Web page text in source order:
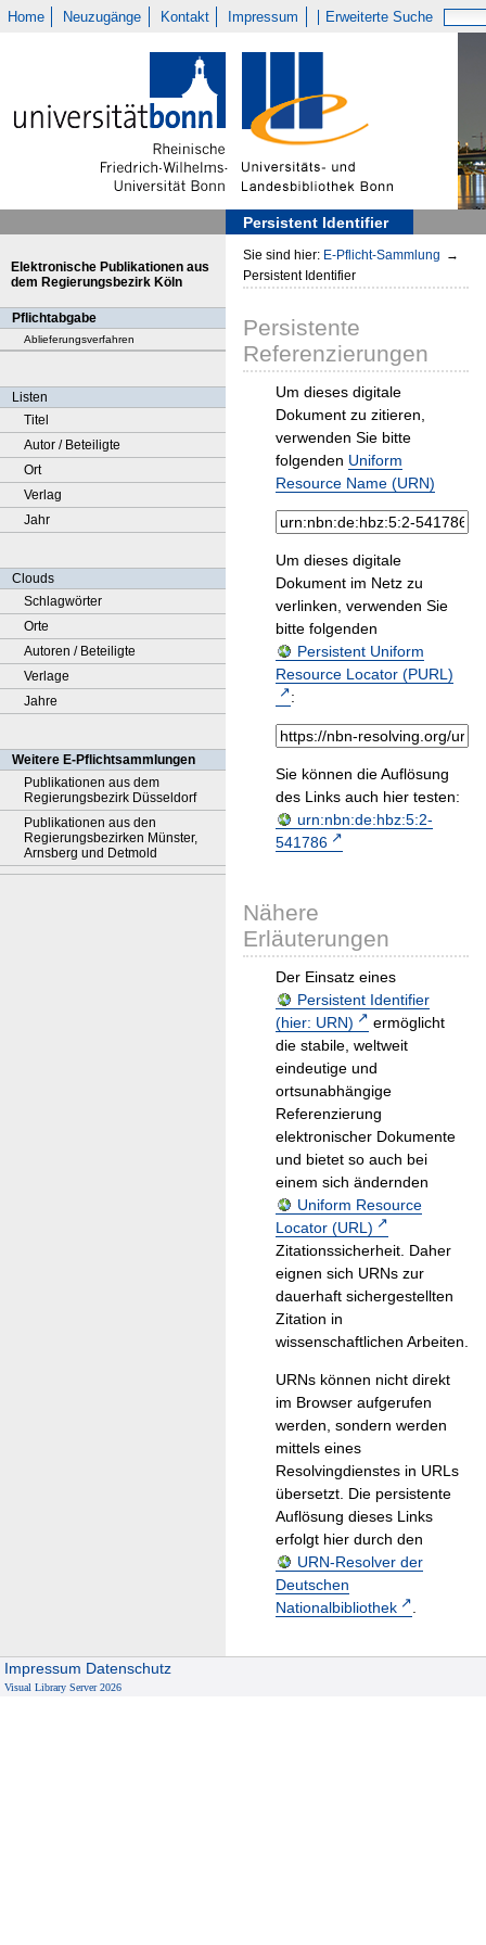
Home Neuzugänge Kontakt Impressum Erweiterte Suche
Persistent Identifier
Elektronische Publikationen aus
dem Regierungsbezirk Köln
Pflichtabgabe
Ablieferungsverfahren
Listen
Titel
Autor / Beteiligte
Ort
Verlag
Jahr
Clouds
Schlagwörter
Orte
Autoren / Beteiligte
Verlage
Jahre
Weitere E-Pflichtsammlungen
Publikationen aus dem
Regierungsbezirk Düsseldorf
Publikationen aus den
Regierungsbezirken Münster,
Arnsberg und Detmold
Sie sind hier: E-Pflicht-Sammlung →
Persistent Identifier
Persistente
Referenzierungen
Um dieses digitale
Dokument zu zitieren,
verwenden Sie bitte
folgenden Uniform
Resource Name (URN)
Um dieses digitale
Dokument im Netz zu
verlinken, verwenden Sie
bitte folgenden
Persistent Uniform
Resource Locator (PURL)
:
Sie können die Auflösung
des Links auch hier testen:
urn:nbn:de:hbz:5:2-
541786
Nähere
Erläuterungen
Der Einsatz eines
Persistent Identifier
(hier: URN)
ermöglicht
die stabile, weltweit
eindeutige und
ortsunabhängige
Referenzierung
elektronischer Dokumente
und bietet so auch bei
einem sich ändernden
Uniform Resource
Locator (URL)
Zitationssicherheit. Daher
eignen sich URNs zur
dauerhaft sichergestellten
Zitation in
wissenschaftlichen Arbeiten.
URNs können nicht direkt
im Browser aufgerufen
werden, sondern werden
mittels eines
Resolvingdienstes in URLs
übersetzt. Die persistente
Auflösung dieses Links
erfolgt hier durch den
URN-Resolver der
Deutschen
Nationalbibliothek
.
Impressum Datenschutz
Visual Library Server 2026